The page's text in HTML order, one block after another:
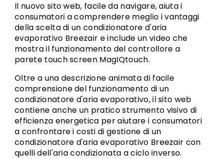
Il nuovo sito web, facile da navigare, aiuta i
consumatori a comprendere meglio i vantaggi
della scelta di un condizionatore d'aria
evaporativo Breezair e include un video che
mostra il funzionamento del controllore a
parete touch screen MagIQtouch.
Oltre a una descrizione animata di facile
comprensione del funzionamento di un
condizionatore d'aria evaporativo, il sito web
contiene anche un pratico strumento visivo di
efficienza energetica per aiutare i consumatori
a confrontare i costi di gestione di un
condizionatore d'aria evaporativo Breezair con
quelli dell'aria condizionata a ciclo inverso.